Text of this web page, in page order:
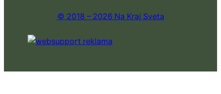
© 2018 – 2026 Na Kraj Sveta